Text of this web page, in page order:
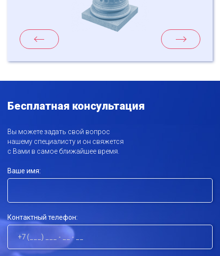
Бесплатная консультация
Вы можете задать свой вопрос
нашему специалисту и он свяжется
с Вами в самое ближайшее время.
Ваше имя:
Контактный телефон: